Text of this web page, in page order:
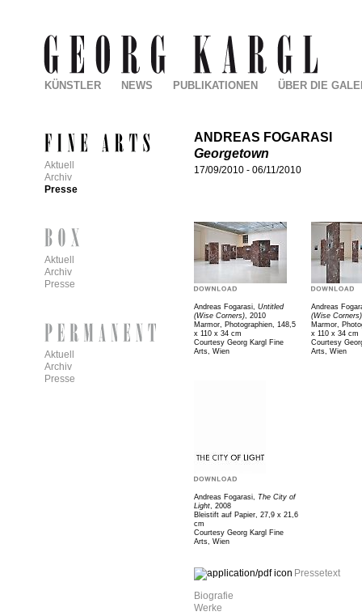
ANDREAS FOGARASI
Georgetown
17/09/2010 - 06/11/2010
Andreas Fogarasi, Untitled
(Wise Corners) , 2010
Marmor, Photographien, 148,5
x 110 x 34 cm
Courtesy Georg Kargl Fine
Arts, Wien
Andreas
(Wise Corners)
Marmor,
x 110 x 34 cm
Courtesy
Arts, Wien
Andreas Fogarasi, The City of
Light , 2008
Bleistift auf Papier, 27,9 x 21,6
cm
Courtesy Georg Kargl Fine
Arts, Wien
Pressetext
Biografie
Werke
KÜNSTLER NEWS PUBLIKATIONEN ÜBER DIE
Aktuell
Archiv
Presse
Aktuell
Archiv
Presse
Aktuell
Archiv
Presse